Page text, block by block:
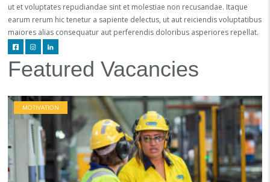
ut et voluptates repudiandae sint et molestiae non recusandae. Itaque
earum rerum hic tenetur a sapiente delectus, ut aut reiciendis voluptatibus
maiores alias consequatur aut perferendis doloribus asperiores repellat.
Featured Vacancies
MOTIVATION